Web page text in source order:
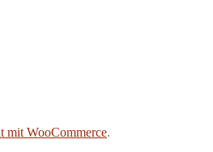
mit WooCommerce.